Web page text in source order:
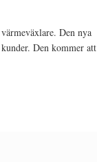
Den nya
Den kommer att